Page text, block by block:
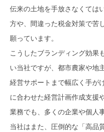
伝来の土地を手放さなくては
方や、間違った税金対策で苦
願っています。
こうしたブランディング効果
い当社ですが、都市農家や地
経営サポートまで幅広く手が
に合わせた経営計画作成支援
業務でも、多くの企業や個人
当社はまた、圧倒的な「高品